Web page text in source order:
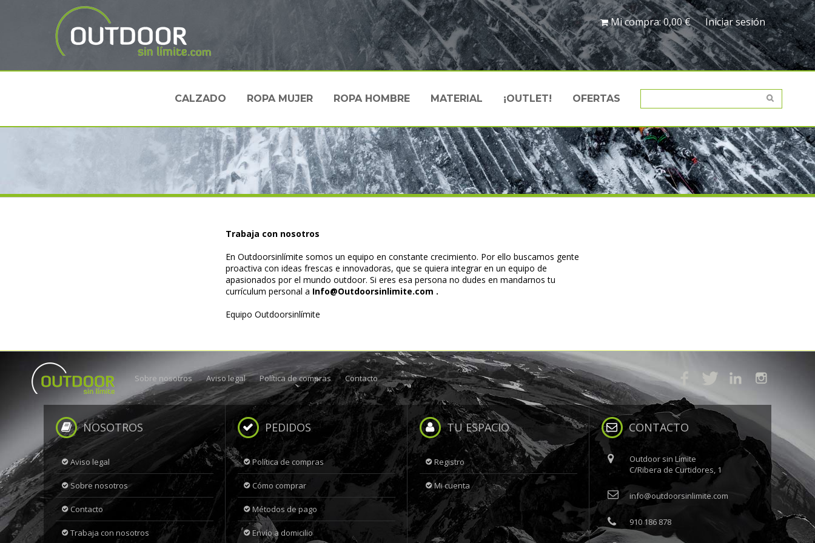
Mi compra:0,00 € Iniciar sesión
CALZADO ROPA MUJER ROPA HOMBRE MATERIAL ¡OUTLET! OFERTAS
Trabaja con nosotros
En Outdoorsinlímite somos un equipo en constante crecimiento. Por ello buscamos gente
proactiva con ideas frescas e innovadoras, que se quiera integrar en un equipo de
apasionados por el mundo outdoor. Si eres esa persona no dudes en mandarnos tu
currículum personal a Info@Outdoorsinlimite.com .
Equipo Outdoorsinlímite
Sobre nosotros Aviso legal Política de compras Contacto
NOSOTROS
Aviso legal
Sobre nosotros
Contacto
Trabaja con nosotros
PEDIDOS
Política de compras
Cómo comprar
Métodos de pago
Envío a domicilio
TU ESPACIO
Registro
Mi cuenta
CONTACTO
Outdoor sin Límite
C/Ribera de Curtidores, 1
info@outdoorsinlimite.com
910 186 878